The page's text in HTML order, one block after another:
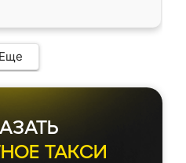
Еще
ТАКСИ